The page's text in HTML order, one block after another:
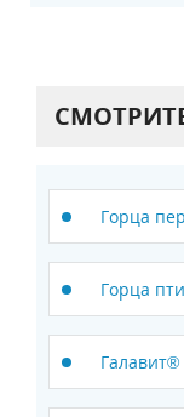
Горца
Горца